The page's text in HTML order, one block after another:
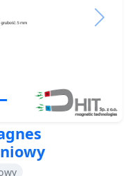
Next